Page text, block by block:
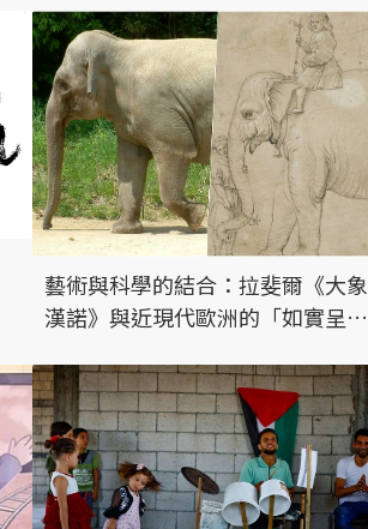
藝術與科學的結合：拉斐爾《大象
漢諾》與近現代歐洲的「如實呈